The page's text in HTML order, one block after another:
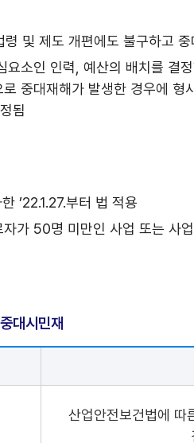
및 제도 개편에도 불구하고
요소인 인력, 예산의 배치를 결
중대재해가 발생한 경우에
됨
’22.1.27.부터 법 적용
가 50명 미만인 사업 또는 사
대시민재
산업안전보건법에 따